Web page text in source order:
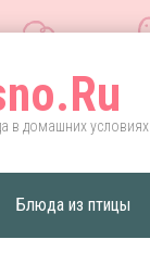
в домашних условиях
Блюда из птицы